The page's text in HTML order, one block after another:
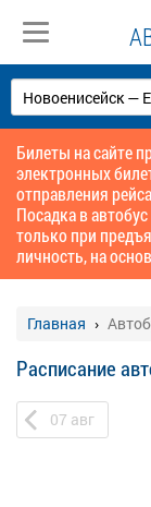
Билеты на сайте
электронных
отправления
Посадка в
только при
личность, на
Главная
Расписание
07 авг